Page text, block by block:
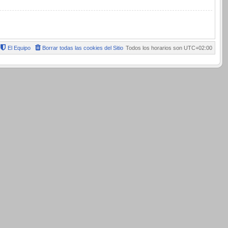
Todos los horarios son UTC+02:00
Borrar todas las cookies del Sitio
El Equipo